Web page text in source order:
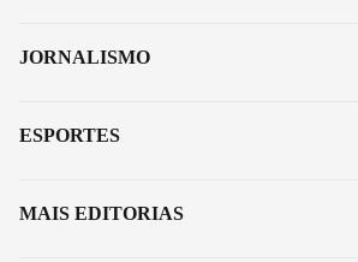
JORNALISMO
ESPORTES
MAIS EDITORIAS